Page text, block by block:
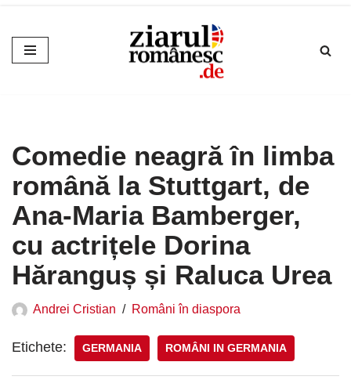
Sari
la
Comedie neagră în limba
română la Stuttgart, de
Ana-Maria Bamberger,
cu actrițele Dorina
Hăranguș și Raluca Urea
Andrei Cristian Români în diaspora
Etichete: GERMANIA ROMÂNI IN GERMANIA